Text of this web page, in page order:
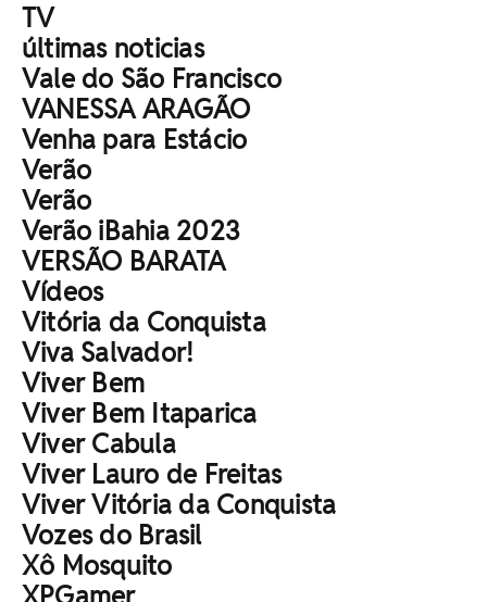
TV
últimas noticias
Vale do São Francisco
VANESSA ARAGÃO
Venha para Estácio
Verão
Verão
Verão iBahia 2023
VERSÃO BARATA
Vídeos
Vitória da Conquista
Viva Salvador!
Viver Bem
Viver Bem Itaparica
Viver Cabula
Viver Lauro de Freitas
Viver Vitória da Conquista
Vozes do Brasil
Xô Mosquito